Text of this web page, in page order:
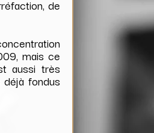
de
mais ce
aussi très
fondus